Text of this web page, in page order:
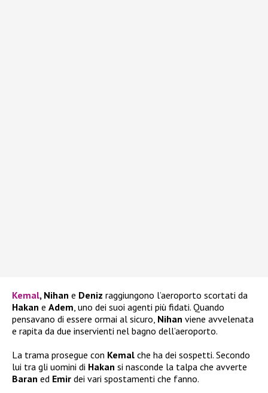
Kemal, Nihan e Deniz raggiungono l’aeroporto scortati da
Hakan e Adem , uno dei suoi agenti più fidati. Quando
pensavano di essere ormai al sicuro, Nihan viene avvelenata
e rapita da due inservienti nel bagno dell’aeroporto.
La trama prosegue con Kemal che ha dei sospetti. Secondo
lui tra gli uomini di Hakan si nasconde la talpa che avverte
Baran ed Emir dei vari spostamenti che fanno.